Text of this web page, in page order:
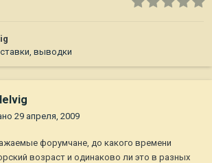
выводки
29 апреля, 2009
форумчане, до какого времени
возраст и одинаково ли это в разных